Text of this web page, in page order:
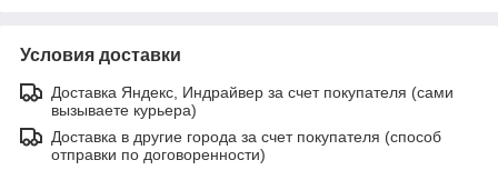
Условия доставки
Доставка Яндекс, Индрайвер за счет покупателя (сами
вызываете курьера)
Доставка в другие города за счет покупателя (способ
отправки по договоренности)